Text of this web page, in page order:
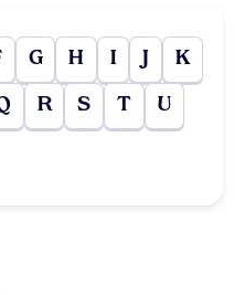
G H I J K
R S T U